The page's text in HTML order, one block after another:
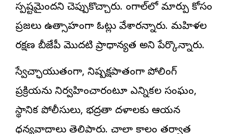
స్పష్టమైందని చెప్పుకొచ్చారు. బెంగాల్‌లో మార్పు కోసం
ప్రజలు ఉత్సాహంగా ఓట్లు వేశారన్నారు. మహిళల
రక్షణ బీజేపీ మొదటి ప్రాధాన్యత అని పేర్కొన్నారు.
స్వేచ్ఛాయుతంగా, నిష్పక్షపాతంగా పోలింగ్
ప్రక్రియను నిర్వహించారంటూ ఎన్నికల సంఘం,
స్థానిక పోలీసులు, భద్రతా దళాలకు ఆయన
ధన్యవాదాలు తెలిపారు. చాలా కాలం తర్వాత